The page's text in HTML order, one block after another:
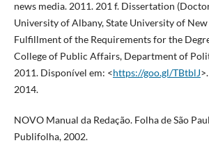
news media. 2011. 201 f. Dissertation
University of Albany, State University of
Fulfillment of the Requirements for the
College of Public Affairs, Department of
2011. Disponível em: <https://goo.gl/TBtblJ
2014.
NOVO Manual da Redação. Folha de São
Publifolha, 2002.